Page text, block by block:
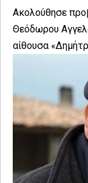
Ακολούθησε
Θεόδωρου
αίθουσα